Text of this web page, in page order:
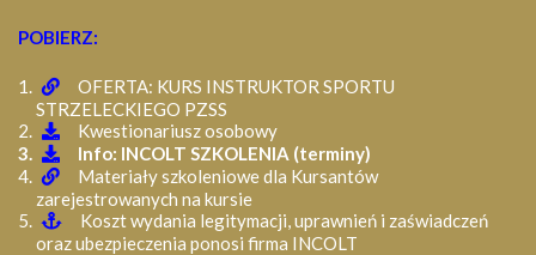
POBIERZ:
OFERTA: KURS INSTRUKTOR SPORTU
STRZELECKIEGO PZSS
Kwestionariusz osobowy
Info: INCOLT SZKOLENIA (terminy)
Materiały szkoleniowe dla Kursantów
zarejestrowanych na kursie
Koszt wydania legitymacji, uprawnień i zaświadczeń
oraz ubezpieczenia ponosi firma INCOLT